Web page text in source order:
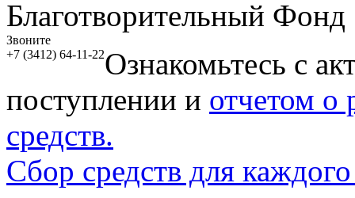
Благотворительный
Звоните
+7 (3412) 64-11-22Ознакомьтесь с
поступлении и отчетом о
средств.
Сбор средств для